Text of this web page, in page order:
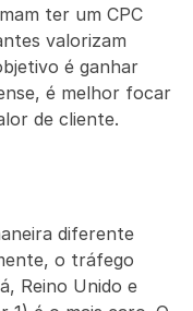
ter um CPC
valorizam
é ganhar
é melhor focar
de cliente.
diferente
o tráfego
Reino Unido e